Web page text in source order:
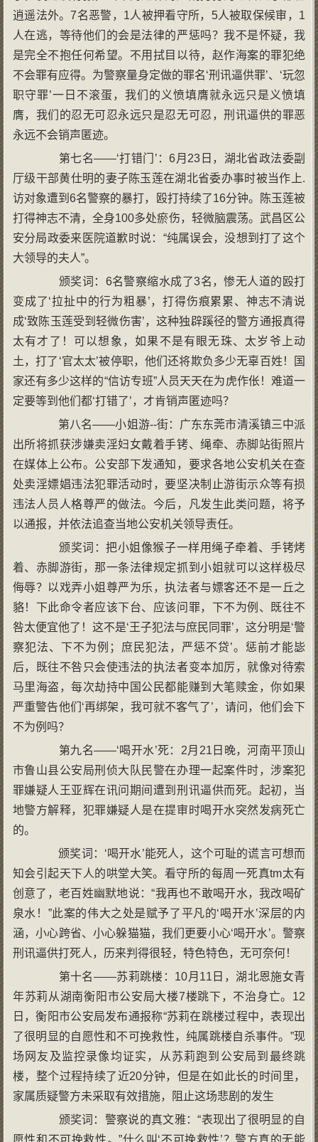
逍遥法外。7名恶警，1人被押看守所，5人被取保候审，1
人在逃，等待他们的会是法律的严惩吗？我不是怀疑，我
是完全不抱任何希望。不用拭目以待，赵作海案的罪犯绝
不会罪有应得。为警察量身定做的罪名‘刑讯逼供罪’、‘玩忽
职守罪’一日不滚蛋，我们的义愤填膺就永远只是义愤填
膺，我们的忍无可忍永远只是忍无可忍，刑讯逼供的罪恶
永远不会销声匿迹。
第七名——‘打错门’：6月23日，湖北省政法委副
厅级干部黄仕明的妻子陈玉莲在湖北省委办事时被当作上.
访对象遭到6名警察的暴打，殴打持续了16分钟。陈玉莲被
打得神志不清，全身100多处瘀伤，轻微脑震荡。武昌区公
安分局政委来医院道歉时说：“纯属误会，没想到打了这个
大领导的夫人”。
颁奖词：6名警察缩水成了3名，惨无人道的殴打
变成了‘拉扯中的行为粗暴’，打得伤痕累累、神志不清说
成‘致陈玉莲受到轻微伤害’，这种独辟蹊径的警方通报真得
太有才了！可以想象，如果不是有眼无珠、太岁爷上动
土，打了‘官太太’被停职，他们还将欺负多少无辜百姓！国
家还有多少这样的“信访专班”人员天天在为虎作伥！难道一
定要等到他们都‘打错了’，才肯销声匿迹吗？
第八名——小姐游--街：广东东莞市清溪镇三中派
出所将抓获涉嫌卖淫妇女戴着手铐、绳牵、赤脚站街照片
在媒体上公布。公安部下发通知，要求各地公安机关在查
处卖淫嫖娼违法犯罪活动时，要坚决制止游街示众等有损
违法人员人格尊严的做法。今后，凡发生此类问题，将予
以通报，并依法追查当地公安机关领导责任。
颁奖词：把小姐像猴子一样用绳子牵着、手铐烤
着、赤脚游街，那一条法律规定抓到小姐就可以这样极尽
侮辱？以戏弄小姐尊严为乐，执法者与嫖客还不是一丘之
貉！下此命令者应该下台、应该问罪，下不为例、既往不
咎太便宜他了！这不是‘王子犯法与庶民同罪’，这分明是‘警
察犯法、下不为例；庶民犯法，严惩不贷’。惩前才能毖
后，既往不咎只会使违法的执法者变本加厉，就像对待索
马里海盗，每次劫持中国公民都能赚到大笔赎金，你如果
严重警告他们‘再绑架，我可就不客气了’，请问，他们会下
不为例吗？
第九名——‘喝开水’死：2月21日晚，河南平顶山
市鲁山县公安局刑侦大队民警在办理一起案件时，涉案犯
罪嫌疑人王亚辉在讯问期间遭到刑讯逼供而死。起初，当
地警方解释，犯罪嫌疑人是在提审时喝开水突然发病死亡
的。
颁奖词：‘喝开水’能死人，这个可耻的谎言可想而
知会引起天下人的哄堂大笑。看守所的每周一死真tm太有
创意了，老百姓幽默地说：“我再也不敢喝开水，我改喝矿
泉水！”此案的伟大之处是赋予了平凡的‘喝开水’深层的内
涵，小心跨省、小心躲猫猫，我们更要小心‘喝开水’。警察
刑讯逼供打死人，历来判得很轻，特色特色，无可奈何！
第十名——苏莉跳楼：10月11日，湖北恩施女青
年苏莉从湖南衡阳市公安局大楼7楼跳下，不治身亡。12
日，衡阳市公安局发布通报称“苏莉在跳楼过程中，表现出
了很明显的自愿性和不可挽救性，纯属跳楼自杀事件。”现
场网友及监控录像均证实，从苏莉跑到公安局到最终跳
楼，整个过程持续了近20分钟，但是在如此长的时间里，
家属质疑警方未采取有效措施，阻止这场悲剧的发生
颁奖词：警察说的真文雅：“表现出了很明显的自
愿性和不可挽救性。”什么叫‘不可挽救性’？警方真的无能